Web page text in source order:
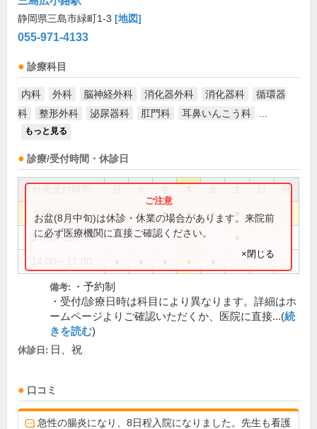
静岡県三島市緑町1-3 [地図]
055-971-4133
診療科目
内科 外科 脳神経外科 消化器外科 消化器科
循環器
科
整形外科 泌尿器科 肛門科 耳鼻いんこう科
もっと見る
診療/受付時間・休診日
祝
9:00～12:00 ● ● ● ● ●
14:00～16:00
お盆(8月中旬)は休診・休業の場合があります。来院前
に必ず医療機関に直接ご確認ください。
×閉じる
備考:
・予約制
・受付/診療日時は科目により異なります。詳細はホ
ームページよりご確認いただくか、医院に直接...(続
きを読む)
休診日: 日、祝
口コミ
急性の腸炎になり、8日程入院になりました。先生も看護